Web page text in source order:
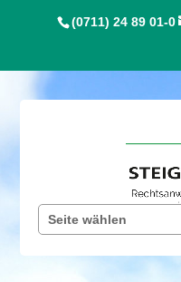
(0711) 24 89 01-0
Seite wählen